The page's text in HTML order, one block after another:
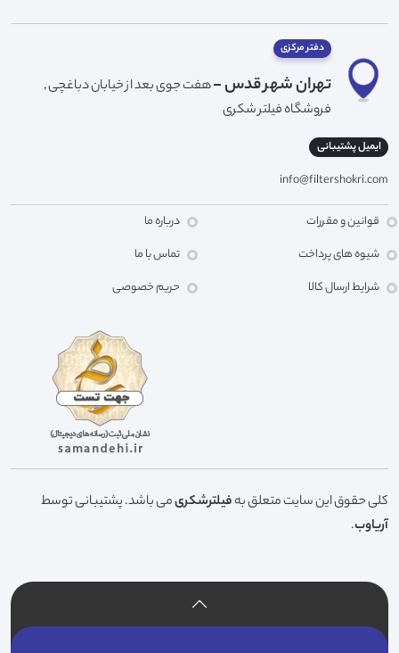
دفتر مرکزی
تهران شهر قدس -هفت جوی بعد از خیابان دباغچی ,
فروشگاه فیلتر شکری
ایمیل پشتیبانی
info@filtershokri.com
قوانین و مقررات
شیوه های پرداخت
شرایط ارسال کالا
درباره ما
تماس با ما
حریم خصوصی
کلی حقوق این سایت متعلق بهفیلترشکریمی باشد. پشتیبانی توسط
آریاوب.